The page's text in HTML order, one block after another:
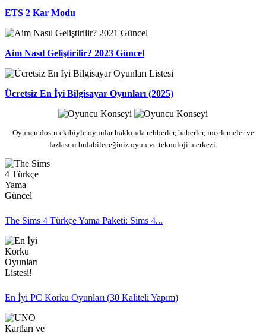
ETS 2 Kar Modu
Aim Nasıl Geliştirilir? 2023 Güncel
Ücretsiz En İyi Bilgisayar Oyunları (2025)
Oyuncu dostu ekibiyle oyunlar hakkında rehberler, haberler, incelemeler ve
fazlasını bulabileceğiniz oyun ve teknoloji merkezi.
The Sims 4 Türkçe Yama Paketi: Sims 4...
En İyi PC Korku Oyunları (30 Kaliteli Yapım)